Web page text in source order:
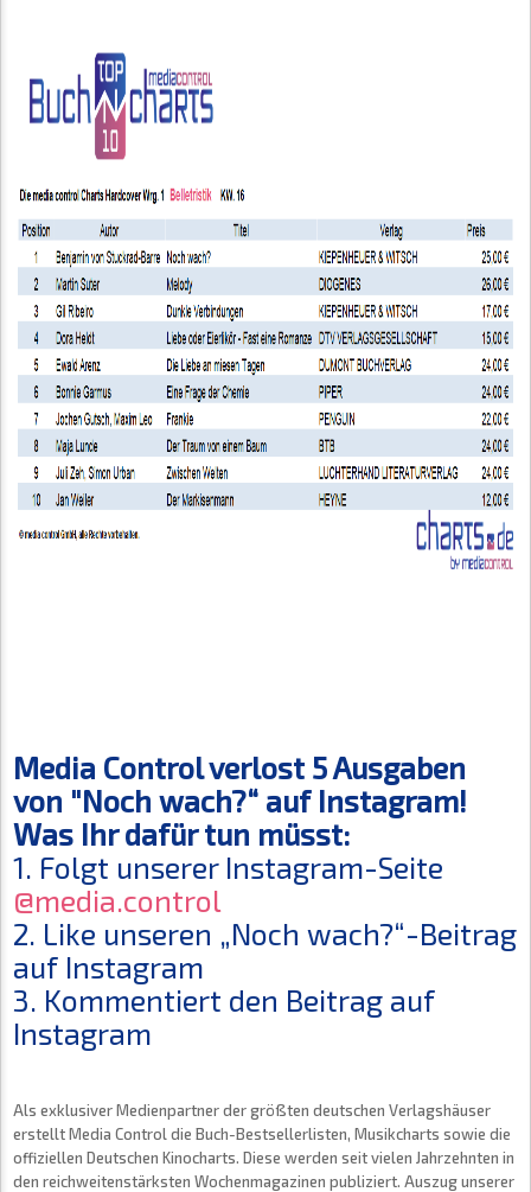
Media Control verlost 5 Ausgaben
von "Noch wach?“ auf Instagram!
Was Ihr dafür tun müsst:
1. Folgt unserer Instagram-Seite
@media.control
2. Like unseren „Noch wach?“-Beitrag
auf Instagram
3. Kommentiert den Beitrag auf
Instagram
Als exklusiver Medienpartner der größten deutschen Verlagshäuser
erstellt Media Control die Buch-Bestsellerlisten, Musikcharts sowie die
offiziellen Deutschen Kinocharts. Diese werden seit vielen Jahrzehnten in
den reichweitenstärksten Wochenmagazinen publiziert. Auszug unserer